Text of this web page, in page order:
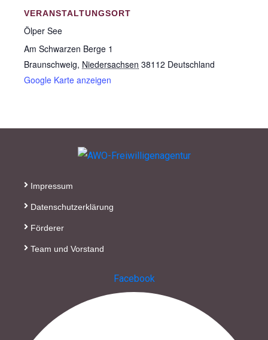
VERANSTALTUNGSORT
Ölper See
Am Schwarzen Berge 1
Braunschweig, Niedersachsen 38112 Deutschland
Google Karte anzeigen
Impressum
Datenschutzerklärung
Förderer
Team und Vorstand
Facebook
Inhaber: AWO-
IBAN: DE90 2505 0000
0152 0278 35
BIC: NOLADE2HXXX
Wunsch auch eine
Kontakt:
05331/902626